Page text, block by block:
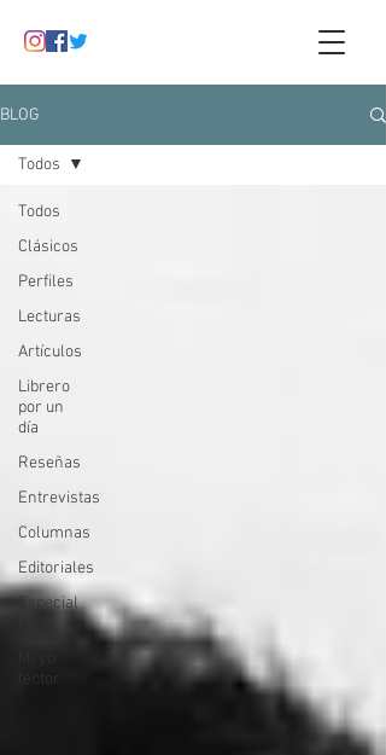
BLOG
Todos
Clásicos
Perfiles
Lecturas
Artículos
Librero
por un
día
Reseñas
Entrevistas
Columnas
Editoriales
Especial
Todos